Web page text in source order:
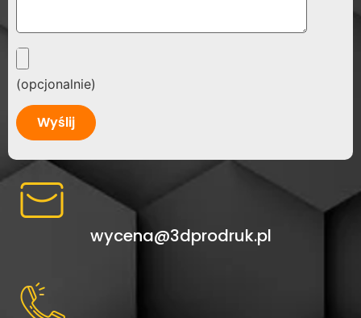
(opcjonalnie)
Alternative:
wycena@3dprodruk.pl